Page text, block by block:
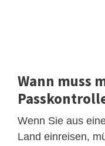
Wann muss
Wenn Sie aus
Land einreisen,